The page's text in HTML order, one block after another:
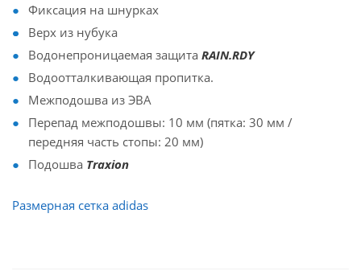
Фиксация на шнурках
Верх из нубука
Водонепроницаемая защита RAIN.RDY
Водоотталкивающая пропитка.
Межподошва из ЭВА
Перепад межподошвы: 10 мм (пятка: 30 мм /
передняя часть стопы: 20 мм)
Подошва Traxion
Размерная сетка adidas